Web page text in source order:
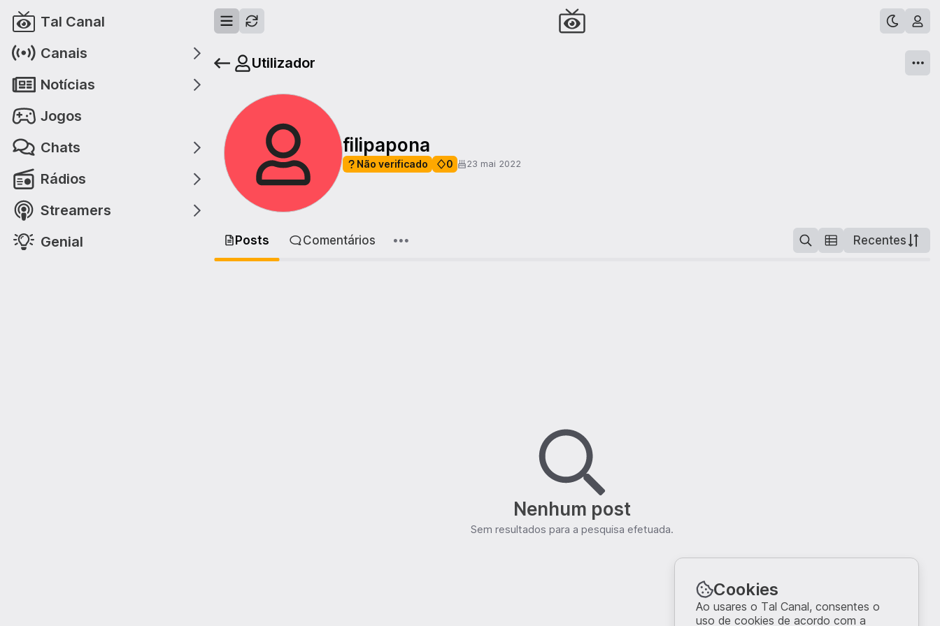
Tal Canal
Canais
Notícias
Jogos
Chats
Rádios
Streamers
Genial
Utilizador
filipapona
Não verificado 0 23 mai 2022
Posts Comentários Recentes
Nenhum post
Sem resultados para a pesquisa efetuada.
Cookies
Ao usares o Tal Canal, consentes o
uso de cookies de acordo com a